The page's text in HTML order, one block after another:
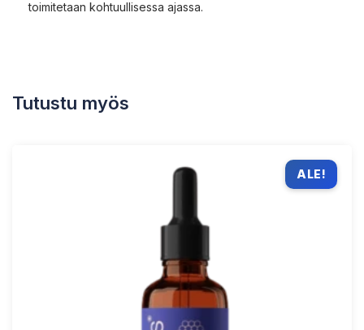
toimitetaan kohtuullisessa ajassa.
Tutustu myös
ALE!